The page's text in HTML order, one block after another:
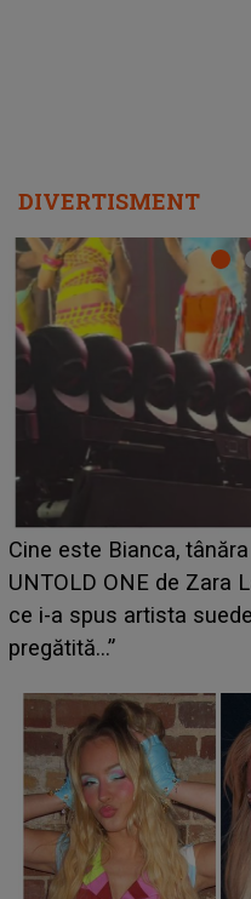
DIVERTISMENT
HOROSCOP 11 august
aduce tensiuni uriașe
izbucnesc din senin în
scapă de sub control